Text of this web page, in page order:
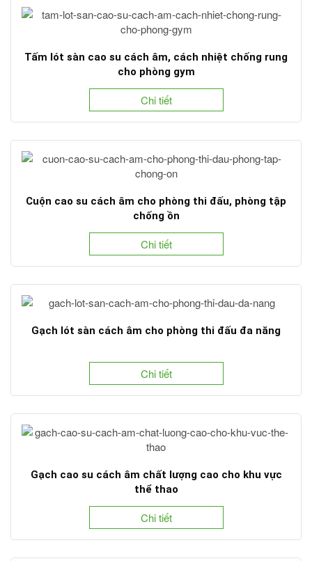
Tấm lót sàn cao su cách âm, cách nhiệt chống rung
cho phòng gym
Chi tiết
Cuộn cao su cách âm cho phòng thi đấu, phòng tập
chống ồn
Chi tiết
Gạch lót sàn cách âm cho phòng thi đấu đa năng
Chi tiết
Gạch cao su cách âm chất lượng cao cho khu vực
thể thao
Chi tiết